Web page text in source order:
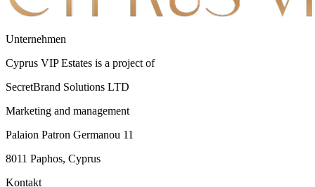
Unternehmen
Cyprus VIP Estates is a project of
SecretBrand Solutions LTD
Marketing and management
Palaion Patron Germanou 11
8011 Paphos, Cyprus
Kontakt